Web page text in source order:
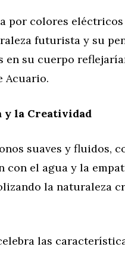
por colores
futurista y su
en su cuerpo
Acuario.
y la Creatividad
suaves y fluidos,
con el agua y la
la naturaleza
las